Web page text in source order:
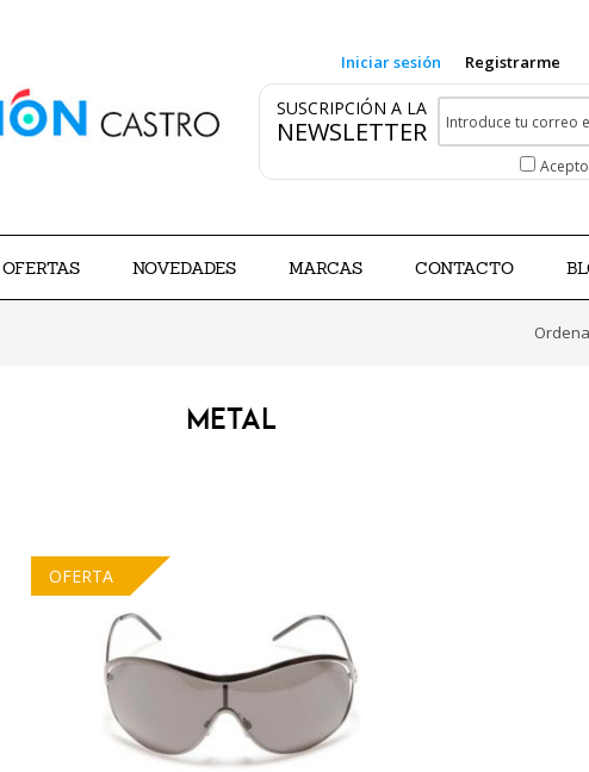
Iniciar sesión Registrarme
SUSCRIPCIÓN A LA
NEWSLETTER
OFERTAS NOVEDADES MARCAS CONTACTO
METAL
OFERTA